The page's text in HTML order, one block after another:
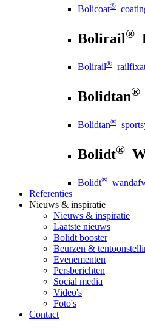
Bolicoat®
Bolirail®
Bolirail®
Bolidtan®
Bolidtan®
Bolidt®
Bolidt®
Referenties
Nieuws & inspiratie
Nieuws & inspiratie
Laatste nieuws
Bolidt booster
Beurzen &
Evenementen
Persberichten
Social media
Video's
Foto's
Contact